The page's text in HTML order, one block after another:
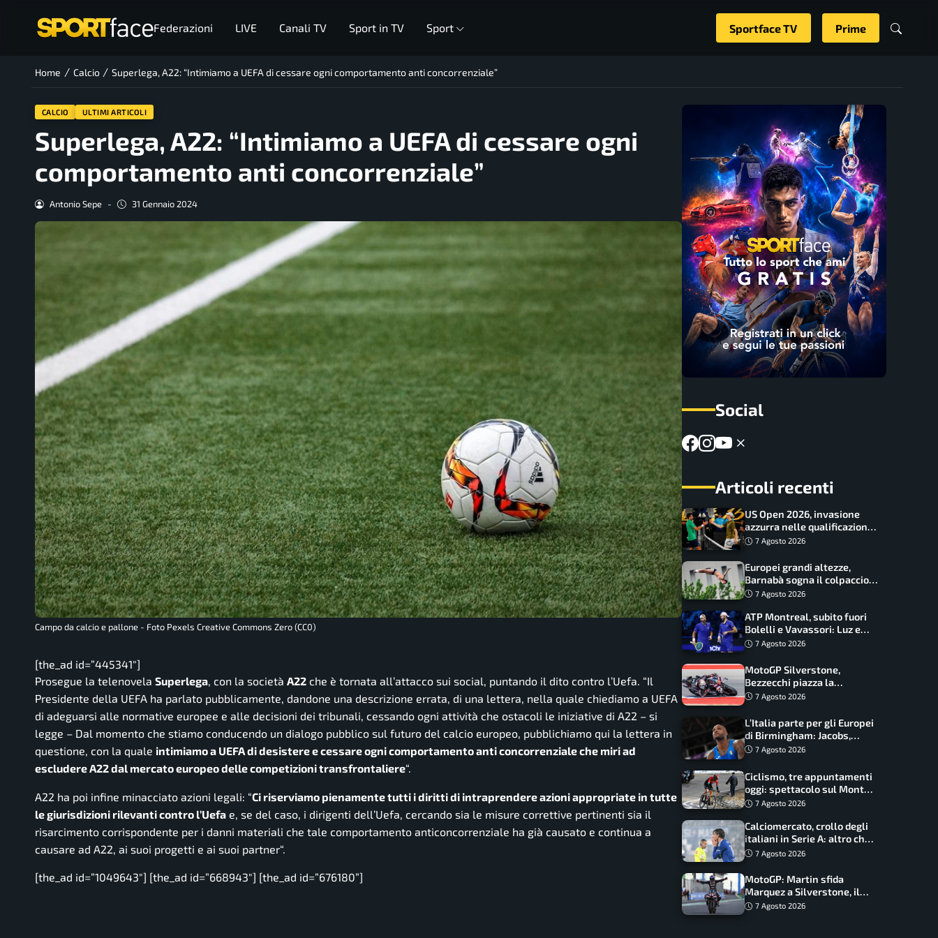
Federazioni LIVE Canali TV Sport in TV Sport Sportface TV Prime
Home / Calcio / Superlega, A22: “Intimiamo a UEFA di cessare ogni comportamento anti concorrenziale”
CALCIO ULTIMI ARTICOLI
Superlega, A22: “Intimiamo a UEFA di cessare ogni
comportamento anti concorrenziale”
Antonio Sepe - 31 Gennaio 2024
Campo da calcio e pallone - Foto Pexels Creative Commons Zero (CC0)
[the_ad id=”445341″]
Prosegue la telenovela Superlega, con la società A22 che è tornata all’attacco sui social, puntando il dito contro l’Uefa. “Il
Presidente della UEFA ha parlato pubblicamente, dandone una descrizione errata, di una lettera, nella quale chiediamo a UEFA
di adeguarsi alle normative europee e alle decisioni dei tribunali, cessando ogni attività che ostacoli le iniziative di A22 – si
legge – Dal momento che stiamo conducendo un dialogo pubblico sul futuro del calcio europeo, pubblichiamo qui la lettera in
questione, con la quale intimiamo a UEFA di desistere e cessare ogni comportamento anti concorrenziale che miri ad
escludere A22 dal mercato europeo delle competizioni transfrontaliere“.
A22 ha poi infine minacciato azioni legali: “Ci riserviamo pienamente tutti i diritti di intraprendere azioni appropriate in tutte
le giurisdizioni rilevanti contro l’Uefa e, se del caso, i dirigenti dell’Uefa, cercando sia le misure correttive pertinenti sia il
risarcimento corrispondente per i danni materiali che tale comportamento anticoncorrenziale ha già causato e continua a
causare ad A22, ai suoi progetti e ai suoi partner“.
[the_ad id=”1049643″] [the_ad id=”668943″] [the_ad id=”676180”]
Social
Articoli recenti
US Open 2026, invasione
azzurra nelle qualificazioni:
17 italiani a caccia del main
7 Agosto 2026
Europei grandi altezze,
Barnabà sogna il colpaccio:
è leader a metà gara, Baraldi
7 Agosto 2026
ATP Montreal, subito fuori
Bolelli e Vavassori: Luz e
Matos fermano gli azzurri
7 Agosto 2026
MotoGP Silverstone,
Bezzecchi piazza la
zampata: Aprilia domina,
7 Agosto 2026
L’Italia parte per gli Europei
di Birmingham: Jacobs,
Tamberi e Battocletti
record
7 Agosto 2026
Ciclismo, tre appuntamenti
oggi: spettacolo sul Mont
Ventoux, orari e come
7 Agosto 2026
Calciomercato, crollo degli
italiani in Serie A: altro che
svolta dopo il Mondiale
7 Agosto 2026
MotoGP: Martin sfida
Marquez a Silverstone, il
programma e gli orari
7 Agosto 2026